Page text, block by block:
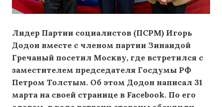
Лидер Партии социалистов (ПСРМ) Игорь
Додон вместе с членом партии Зинаидой
Гречаный посетил Москву, где встретился с
заместителем председателя Госдумы РФ
Петром Толстым. Об этом Додон написал 31
марта на своей странице в Facebook. По его